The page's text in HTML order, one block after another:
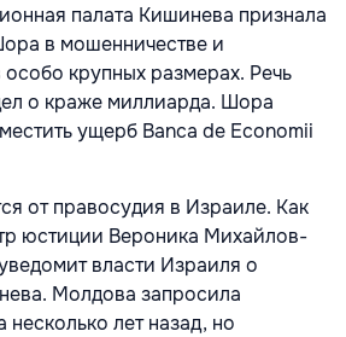
палата Кишинева признала
в мошенничестве и
крупных размерах. Речь
о краже миллиарда. Шора
ущерб Banca de Economii
от правосудия в Израиле. Как
юстиции Вероника Михайлов-
власти Израиля о
Молдова запросила
лет назад, но